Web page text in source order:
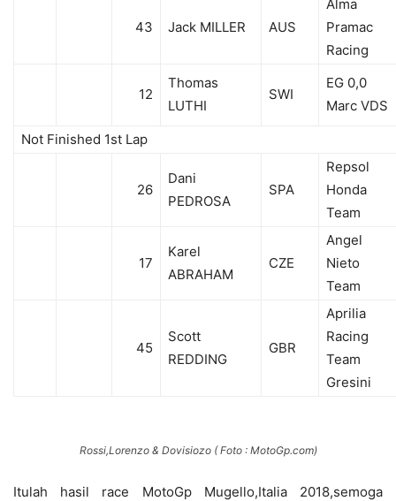
43 Jack MILLER AUS
Alma
Pramac
Racing
12
Thomas
LUTHI
SWI
EG 0,0
Marc VDS
Not Finished 1st Lap
26
Dani
PEDROSA
SPA
Repsol
Honda
Team
17
Karel
ABRAHAM
CZE
Angel
Nieto
Team
45
Scott
REDDING
GBR
Aprilia
Racing
Team
Gresini
Rossi,Lorenzo & Dovisiozo ( Foto : MotoGp.com)
Itulah hasil race MotoGp Mugello,Italia 2018,semoga